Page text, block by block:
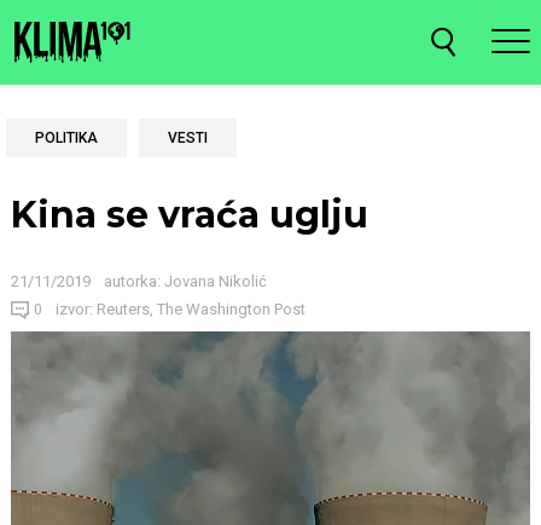
POLITIKA VESTI
Kina se vraća uglju
21/11/2019 autorka: Jovana Nikolić
0 izvor: Reuters, The Washington Post